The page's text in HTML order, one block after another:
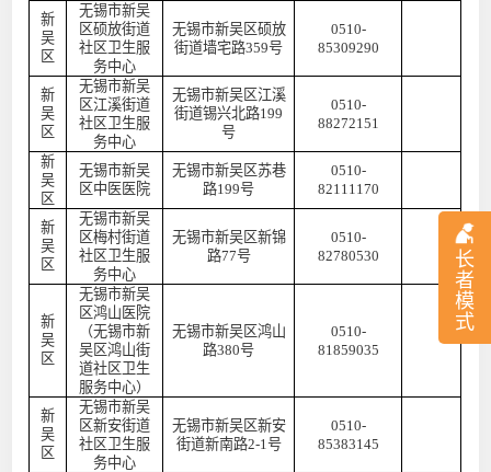
长
者
模
式
新
吴
区
无锡市新吴
区硕放街道
社区卫生服
务中心
无锡市新吴区硕放
街道墙宅路359号
0510-
85309290
新
吴
区
无锡市新吴
区江溪街道
社区卫生服
务中心
无锡市新吴区江溪
街道锡兴北路199
号
0510-
88272151
新
吴
区
无锡市新吴
区中医医院
无锡市新吴区苏巷
路199号
0510-
82111170
新
吴
区
无锡市新吴
区梅村街道
社区卫生服
务中心
无锡市新吴区新锦
路77号
0510-
82780530
新
吴
区
无锡市新吴
区鸿山医院
（无锡市新
吴区鸿山街
道社区卫生
服务中心）
无锡市新吴区鸿山
路380号
0510-
81859035
新
吴
区
无锡市新吴
区新安街道
社区卫生服
务中心
无锡市新吴区新安
街道新南路2-1号
0510-
85383145